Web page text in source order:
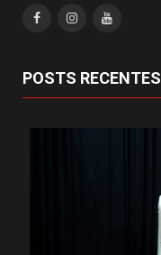
POSTS RECENTES